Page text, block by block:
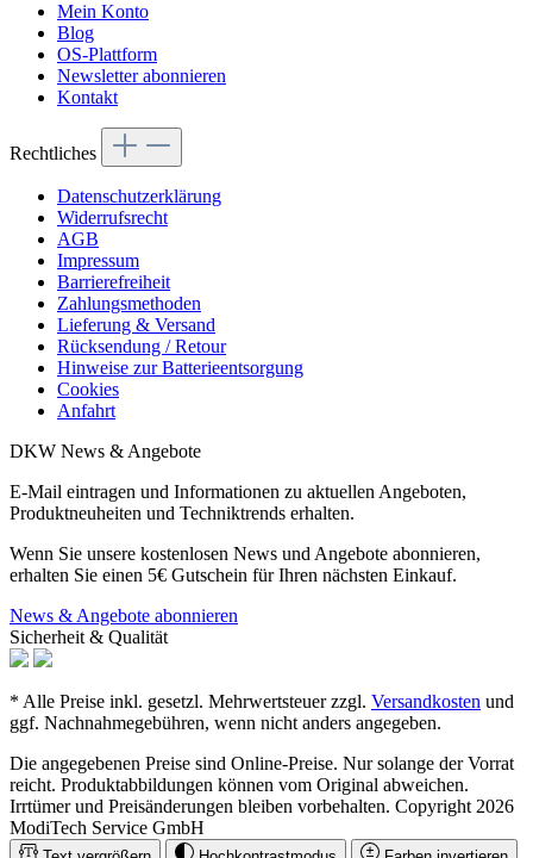
Mein Konto
Blog
OS-Plattform
Newsletter abonnieren
Kontakt
Rechtliches
Datenschutzerklärung
Widerrufsrecht
AGB
Impressum
Barrierefreiheit
Zahlungsmethoden
Lieferung & Versand
Rücksendung / Retour
Hinweise zur Batterieentsorgung
Cookies
Anfahrt
DKW News & Angebote
E-Mail eintragen und Informationen zu aktuellen Angeboten,
Produktneuheiten und Techniktrends erhalten.
Wenn Sie unsere kostenlosen News und Angebote abonnieren,
erhalten Sie einen 5€ Gutschein für Ihren nächsten Einkauf.
News & Angebote abonnieren
Sicherheit & Qualität
* Alle Preise inkl. gesetzl. Mehrwertsteuer zzgl. Versandkosten und
ggf. Nachnahmegebühren, wenn nicht anders angegeben.
Die angegebenen Preise sind Online-Preise. Nur solange der Vorrat
reicht. Produktabbildungen können vom Original abweichen.
Irrtümer und Preisänderungen bleiben vorbehalten. Copyright 2026
ModiTech Service GmbH